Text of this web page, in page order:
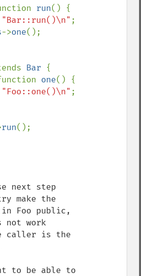
run() {
"Bar::run()\n" ;
->one();
Bar {
function
one() {
"Foo::one()\n" ;
run
next step
make the
in Foo public,
not work
caller is the
to be able to